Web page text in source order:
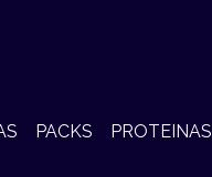
PACKS PROTEINAS